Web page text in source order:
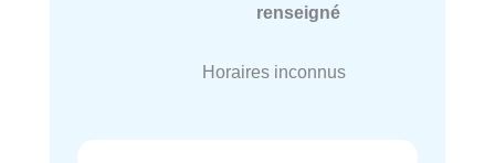
renseigné
Horaires inconnus